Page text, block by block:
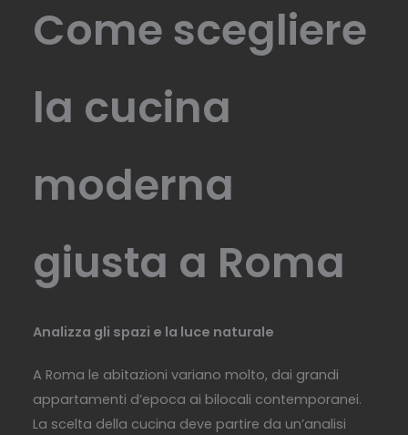
Come scegliere
la cucina
moderna
giusta a Roma
Analizza gli spazi e la luce naturale
A Roma le abitazioni variano molto, dai grandi
appartamenti d’epoca ai bilocali contemporanei.
La scelta della cucina deve partire da un’analisi